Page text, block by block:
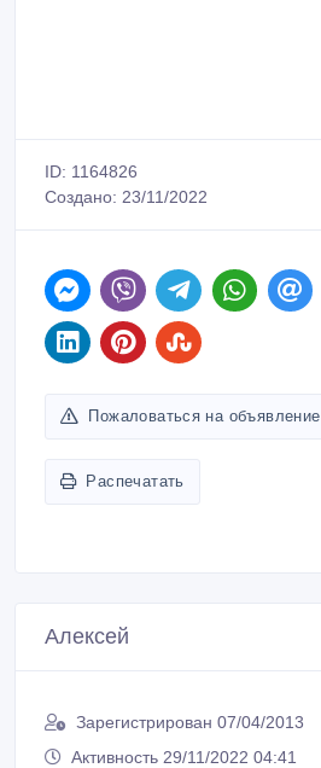
ID: 1164826
Создано: 23/11/2022
Пожаловаться на объявление
Распечатать
Алексей
Зарегистрирован 07/04/2013
Активность 29/11/2022 04:41